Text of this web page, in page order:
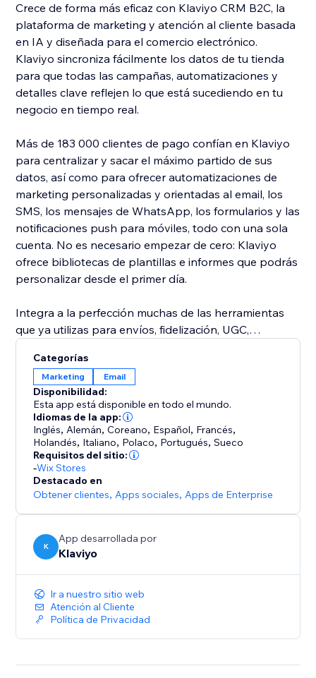
Crece de forma más eficaz con Klaviyo CRM B2C, la
plataforma de marketing y atención al cliente basada
en IA y diseñada para el comercio electrónico.
Klaviyo sincroniza fácilmente los datos de tu tienda
para que todas las campañas, automatizaciones y
detalles clave reflejen lo que está sucediendo en tu
negocio en tiempo real.
Más de 183 000 clientes de pago confían en Klaviyo
para centralizar y sacar el máximo partido de sus
datos, así como para ofrecer automatizaciones de
marketing personalizadas y orientadas al email, los
SMS, los mensajes de WhatsApp, los formularios y las
notificaciones push para móviles, todo con una sola
cuenta. No es necesario empezar de cero: Klaviyo
ofrece bibliotecas de plantillas e informes que podrás
personalizar desde el primer día.
Integra a la perfección muchas de las herramientas
que ya utilizas para envíos, fidelización, UGC,
Reúne todos tus datos en un solo lugar y empieza a
generar más ingresos con detalles clave completos
sobre las estrategias más eficaces.
Nuestra integración en tiempo real sincroniza el
historial, el comportamiento y el estado de los
clientes para enviar mensajes de página de pago
Categorías
Marketing Email
Disponibilidad:
Esta app está disponible en todo el mundo.
Idiomas de la app:
Inglés, Alemán,Coreano, Español, Francés,
Holandés, Italiano, Polaco, Portugués,Sueco
Requisitos del sitio:
-Wix Stores
Destacado en
Obtener clientes, Apps sociales, Apps de Enterprise
K
App desarrollada por
Klaviyo
Ir a nuestro sitio web
Atención al Cliente
Política de Privacidad